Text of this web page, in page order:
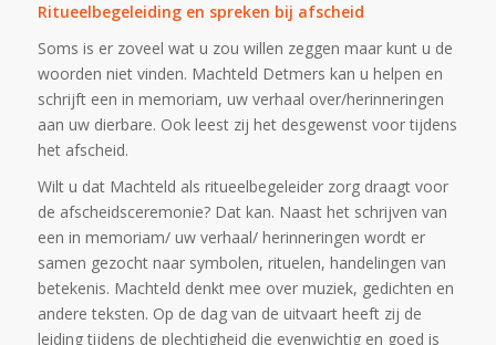
Ritueelbegeleiding en spreken bij afscheid
Soms is er zoveel wat u zou willen zeggen maar kunt u de
woorden niet vinden. Machteld Detmers kan u helpen en
schrijft een in memoriam, uw verhaal over/herinneringen
aan uw dierbare. Ook leest zij het desgewenst voor tijdens
het afscheid.
Wilt u dat Machteld als ritueelbegeleider zorg draagt voor
de afscheidsceremonie? Dat kan. Naast het schrijven van
een in memoriam/ uw verhaal/ herinneringen wordt er
samen gezocht naar symbolen, rituelen, handelingen van
betekenis. Machteld denkt mee over muziek, gedichten en
andere teksten. Op de dag van de uitvaart heeft zij de
leiding tijdens de plechtigheid die evenwichtig en goed is